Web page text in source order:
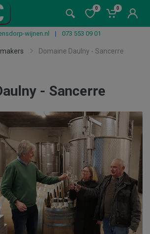
0 0
wijnen.nl | 073 553 09 01
Domaine Daulny - Sancerre
- Sancerre